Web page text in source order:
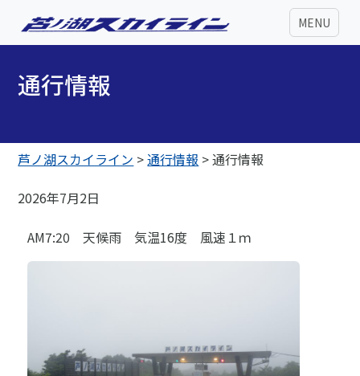
MENU
通行情報
芦ノ湖スカイライン >通行情報 >通行情報
2026年7月2日
AM7:20 天候雨 気温16度 風速１ｍ